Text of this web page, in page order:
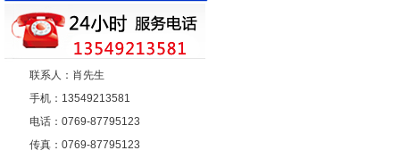
联系人：肖先生
手机：13549213581
电话：0769-87795123
传真：0769-87795123